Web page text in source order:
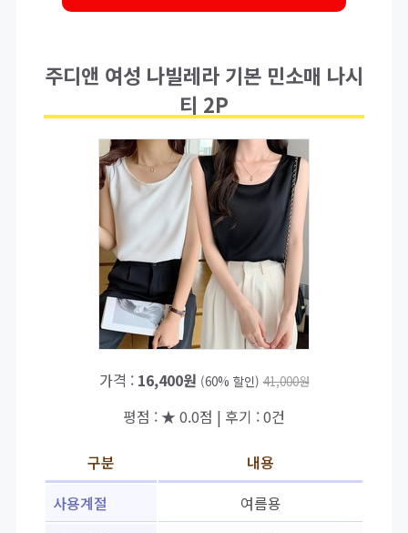
주디앤 여성 나빌레라 기본 민소매 나시
티 2P
가격 : 16,400원 (60% 할인) 41,000원
평점 : ★ 0.0점 | 후기 : 0건
구분
내용
사용계절
여름용